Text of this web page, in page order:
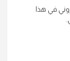
في هذا